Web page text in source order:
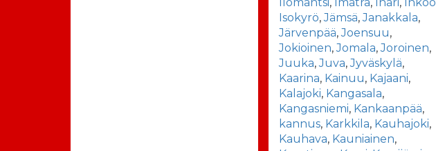
Isokyrö,Jämsä,Janakkala,
Järvenpää,Joensuu,
Jokioinen,Jomala,Joroinen,
Juuka,Juva,Jyväskylä,
Kaarina, Kainuu, Kajaani,
Kalajoki, Kangasala,
Kangasniemi, Kankaanpää,
kannus, Karkkila, Kauhajoki,
Kauhava, Kauniainen,